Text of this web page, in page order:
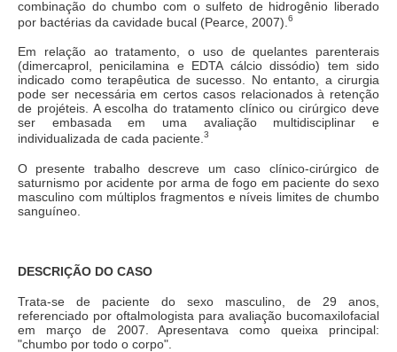
combinação do chumbo com o sulfeto de hidrogênio liberado
por bactérias da cavidade bucal (Pearce, 2007). 6
Em relação ao tratamento, o uso de quelantes parenterais
(dimercaprol, penicilamina e EDTA cálcio dissódio) tem sido
indicado como terapêutica de sucesso. No entanto, a cirurgia
pode ser necessária em certos casos relacionados à retenção
de projéteis. A escolha do tratamento clínico ou cirúrgico deve
ser embasada em uma avaliação multidisciplinar e
individualizada de cada paciente. 3
O presente trabalho descreve um caso clínico-cirúrgico de
saturnismo por acidente por arma de fogo em paciente do sexo
masculino com múltiplos fragmentos e níveis limites de chumbo
sanguíneo.
DESCRIÇÃO DO CASO
Trata-se de paciente do sexo masculino, de 29 anos,
referenciado por oftalmologista para avaliação bucomaxilofacial
em março de 2007. Apresentava como queixa principal:
"chumbo por todo o corpo".